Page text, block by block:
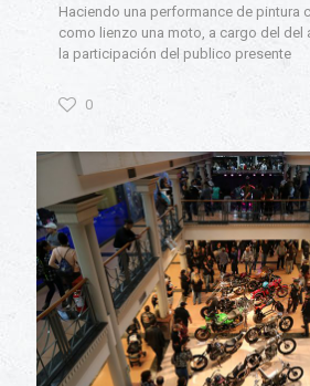
Haciendo una performance de pintura
como lienzo una moto, a cargo del del
la participación del publico presente
0